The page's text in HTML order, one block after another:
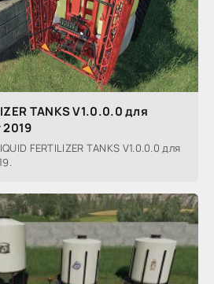
TANKS V1.0.0.0 для
FERTILIZER TANKS V1.0.0.0 для